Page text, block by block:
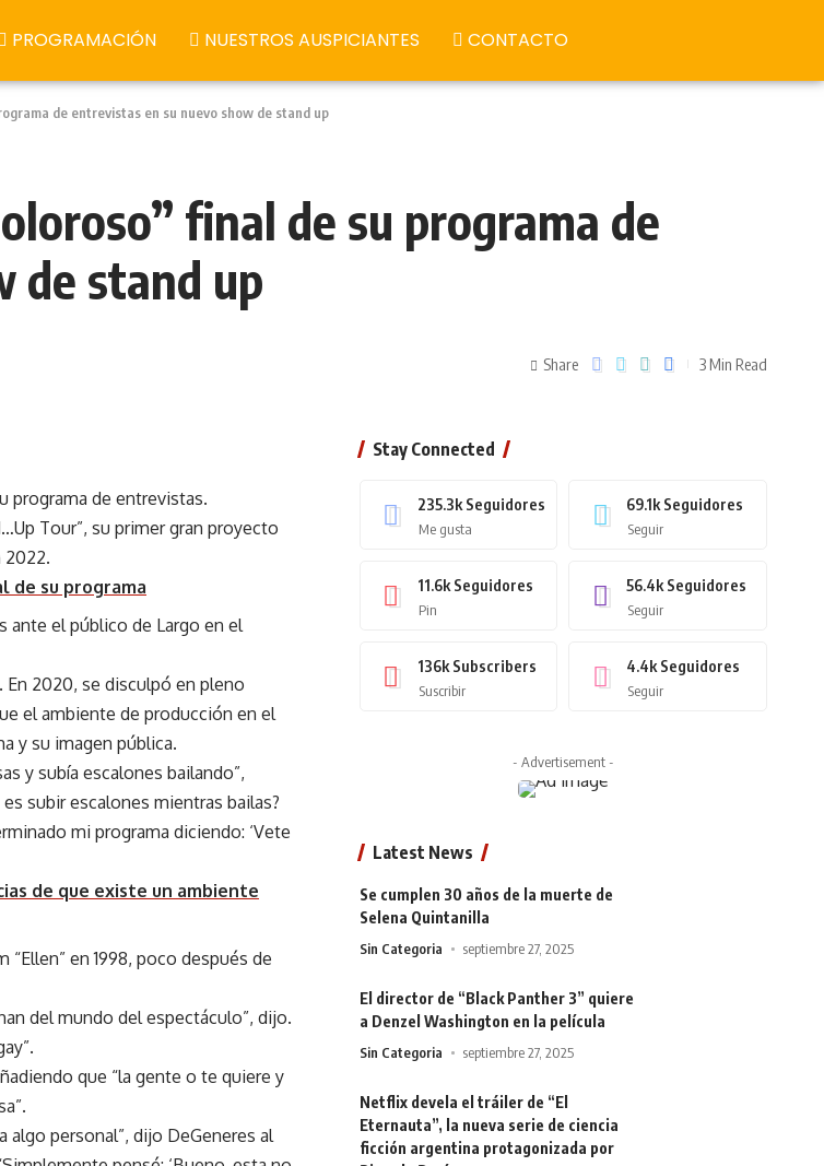
PROGRAMACIÓN NUESTROS AUSPICIANTES CONTACTO
de entrevistas en su nuevo show de stand up
final de su programa de
de stand up
Share 3 Min Read
programa de entrevistas.
Tour”, su primer gran proyecto
2022.
de su programa
ante el público de Largo en el
En 2020, se disculpó en pleno
el ambiente de producción en el
y su imagen pública.
y subía escalones bailando”,
subir escalones mientras bailas?
mi programa diciendo: ‘Vete
de que existe un ambiente
en 1998, poco después de
del mundo del espectáculo”, dijo.
que “la gente o te quiere y
algo personal”, dijo DeGeneres al
Stay Connected
235.3k Seguidores
Me gusta
69.1k Seguidores
Seguir
11.6k Seguidores
Pin
56.4k Seguidores
Seguir
136k Subscribers
Suscribir
4.4k Seguidores
Seguir
- Advertisement -
Latest News
Se cumplen 30 años de la muerte de
Selena Quintanilla
Sin Categoria septiembre 27, 2025
El director de “Black Panther 3” quiere
a Denzel Washington en la película
Sin Categoria septiembre 27, 2025
Netflix devela el tráiler de “El
Eternauta”, la nueva serie de ciencia
ficción argentina protagonizada por